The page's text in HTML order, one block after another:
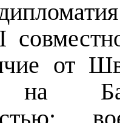
от
на